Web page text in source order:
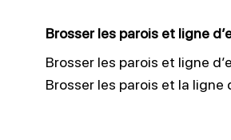
Brosser les parois et ligne
Brosser les parois et ligne
Brosser les parois et la ligne